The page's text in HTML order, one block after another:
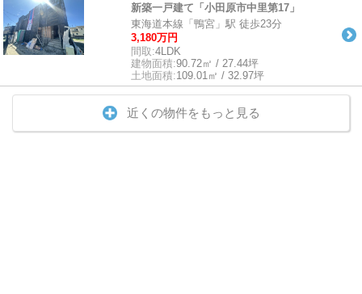
新築一戸建て「小田原市中里第17」
東海道本線「鴨宮」駅 徒歩23分
3,180万円
間取:4LDK
建物面積:90.72㎡ / 27.44坪
土地面積:109.01㎡ / 32.97坪
近くの物件をもっと見る